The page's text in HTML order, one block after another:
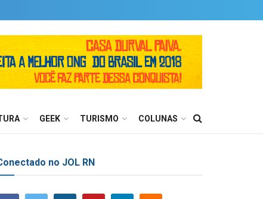
GEEK TURISMO COLUNAS
no JOL RN